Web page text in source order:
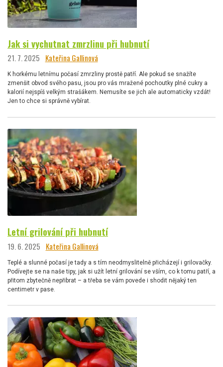
Jak si vychutnat zmrzlinu při hubnutí
21. 7. 2025 Kateřina Gallinová
K horkému letnímu počasí zmrzliny prostě patří. Ale pokud se snažíte
zmenšit obvod svého pasu, jsou pro vás mražené pochoutky plné cukry a
kalorií nejspíš velkým strašákem. Nemusíte se jich ale automaticky vzdát!
Jen to chce si správně vybírat.
Letní grilování při hubnutí
19. 6. 2025 Kateřina Gallinová
Teplé a slunné počasí je tady a s tím neodmyslitelně přicházejí i grilovačky.
Podívejte se na naše tipy, jak si užít letní grilování se vším, co k tomu patří, a
přitom zbytečně nepřibrat – a třeba se vám povede i shodit nějaký ten
centimetr v pase.